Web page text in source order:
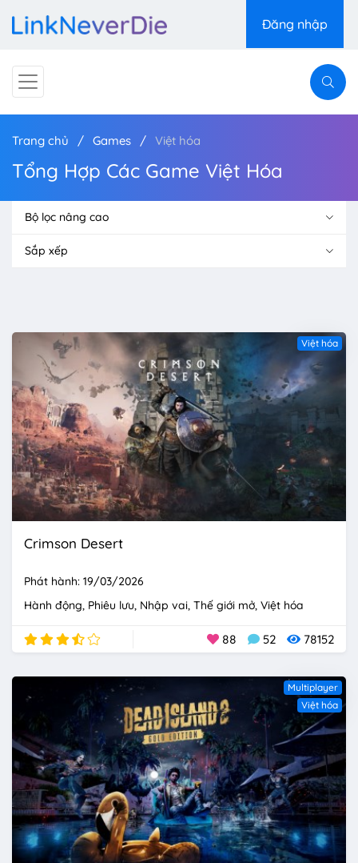
Đăng nhập
Trang chủ Games Việt hóa
Tổng Hợp Các Game Việt Hóa
Bộ lọc nâng cao
Sắp xếp
Việt hóa
Crimson Desert
Phát hành: 19/03/2026
Hành động Phiêu lưu Nhập vai Thế giới mở Việt hóa
88 52 78152
Multiplayer
Việt hóa